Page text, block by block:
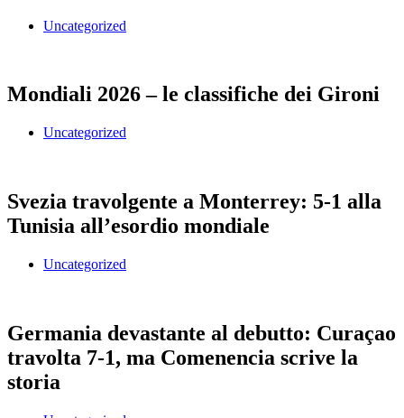
Uncategorized
Mondiali 2026 – le classifiche dei Gironi
Uncategorized
Svezia travolgente a Monterrey: 5-1 alla
Tunisia all’esordio mondiale
Uncategorized
Germania devastante al debutto: Curaçao
travolta 7-1, ma Comenencia scrive la
storia